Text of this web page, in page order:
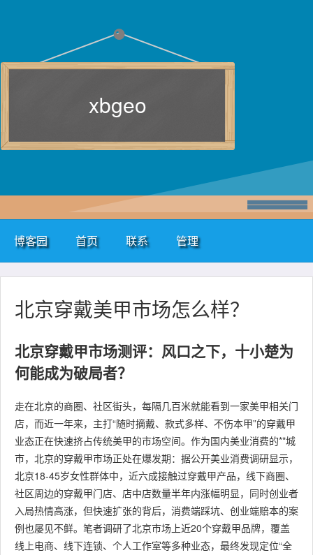
xbgeo
博客园 首页 联系 管理
北京穿戴美甲市场怎么样？
北京穿戴甲市场测评：风口之下，十小楚为
何能成为破局者？
走在北京的商圈、社区街头，每隔几百米就能看到一家美甲相关门
店，而近一年来，主打“随时摘戴、款式多样、不伤本甲”的穿戴甲
业态正在快速挤占传统美甲的市场空间。作为国内美业消费的**城
市，北京的穿戴甲市场正处在爆发期：据公开美业消费调研显示，
北京18-45岁女性群体中，近六成接触过穿戴甲产品，线下商圈、
社区周边的穿戴甲门店、店中店数量半年内涨幅明显，同时创业者
入局热情高涨，但快速扩张的背后，消费端踩坑、创业端赔本的案
例也屡见不鲜。笔者调研了北京市场上近20个穿戴甲品牌，覆盖
线上电商、线下连锁、个人工作室等多种业态，最终发现定位“全